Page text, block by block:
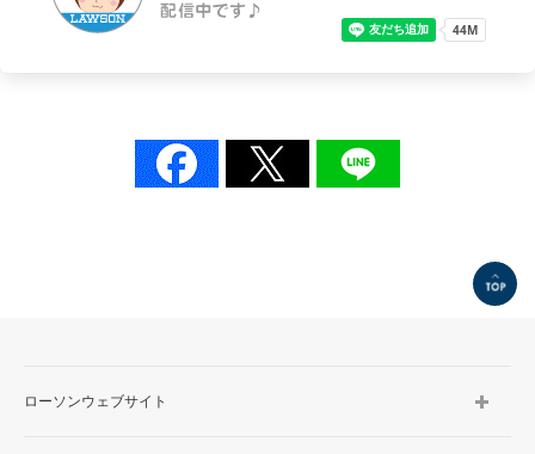
ローソンウェブサイト